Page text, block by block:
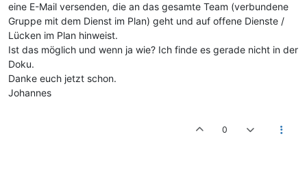
eine E-Mail versenden, die an das gesamte Team (verbundene
Gruppe mit dem Dienst im Plan) geht und auf offene Dienste /
Lücken im Plan hinweist.
Ist das möglich und wenn ja wie? Ich finde es gerade nicht in der
Doku.
Danke euch jetzt schon.
Johannes
0